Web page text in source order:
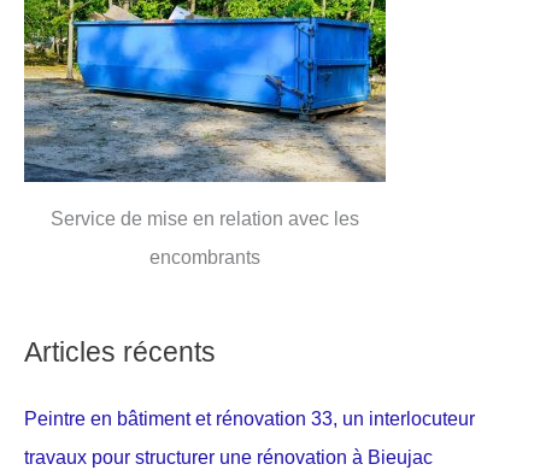
Service de mise en relation avec les
encombrants
Articles récents
Peintre en bâtiment et rénovation 33, un interlocuteur
travaux pour structurer une rénovation à Bieujac